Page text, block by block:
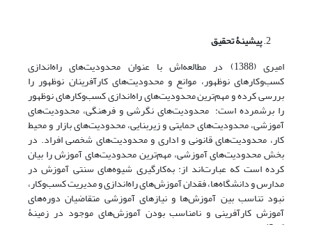
پیشینۀ تحقیق
امیری (1388) در مطالعه‌اش با عنوان محدودیت‌های راه‌اندازی
کسب‌وکارهای نوظهور، موانع و محدودیت‌های کارآفرینان نوظهور را
بررسی کرده و مهم‌ترین محدودیت‌های راه‌اندازی کسب‌وکارهای نوظهور
را بر‌شمرده است: محدودیت‌های نگرشی و فرهنگی، محدودیت‌های
آموزشی، محدودیت‌های حمایتی و زیربنایی، محدودیت‌های بازار و محیط
کار، محدودیت‌های قانونی و اداری و محدودیت‌های شخصی افراد. در
‌بخش محدودیت‌های آموزشی، مهم‌ترین محدودیت‌های آموزش‌ را بیان
کرده است که عبارت‌اند از: به‌کارگیری شیوه‌های سنتی آموزش در
مدارس و دانشگاه‌ها، فقدان آموزش‌های راه‌اندازی و مدیریت کسب‌وکار،
نبود تناسب بین آموزش‌ها و نیازهای آموزشی متقاضیان دوره‌های
آموزش کارآفرینی و نامناسب بودن آموزش‌های موجود در زمینۀ